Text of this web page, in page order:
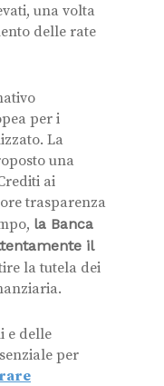
una volta
delle rate
per i
La
una
ai
trasparenza
la Banca
il
la tutela dei
e delle
per